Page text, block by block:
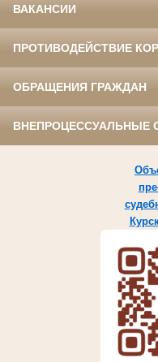
ВАКАНСИИ
ПРОТИВОДЕЙСТВИЕ
ОБРАЩЕНИЯ ГРАЖДАН
ВНЕПРОЦЕССУАЛЬНЫЕ